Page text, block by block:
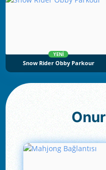
YENI
Snow Rider Obby Parkour
Onur